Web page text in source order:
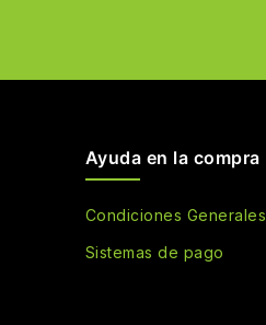
Ayuda en la compra
Condiciones Generales
Sistemas de pago